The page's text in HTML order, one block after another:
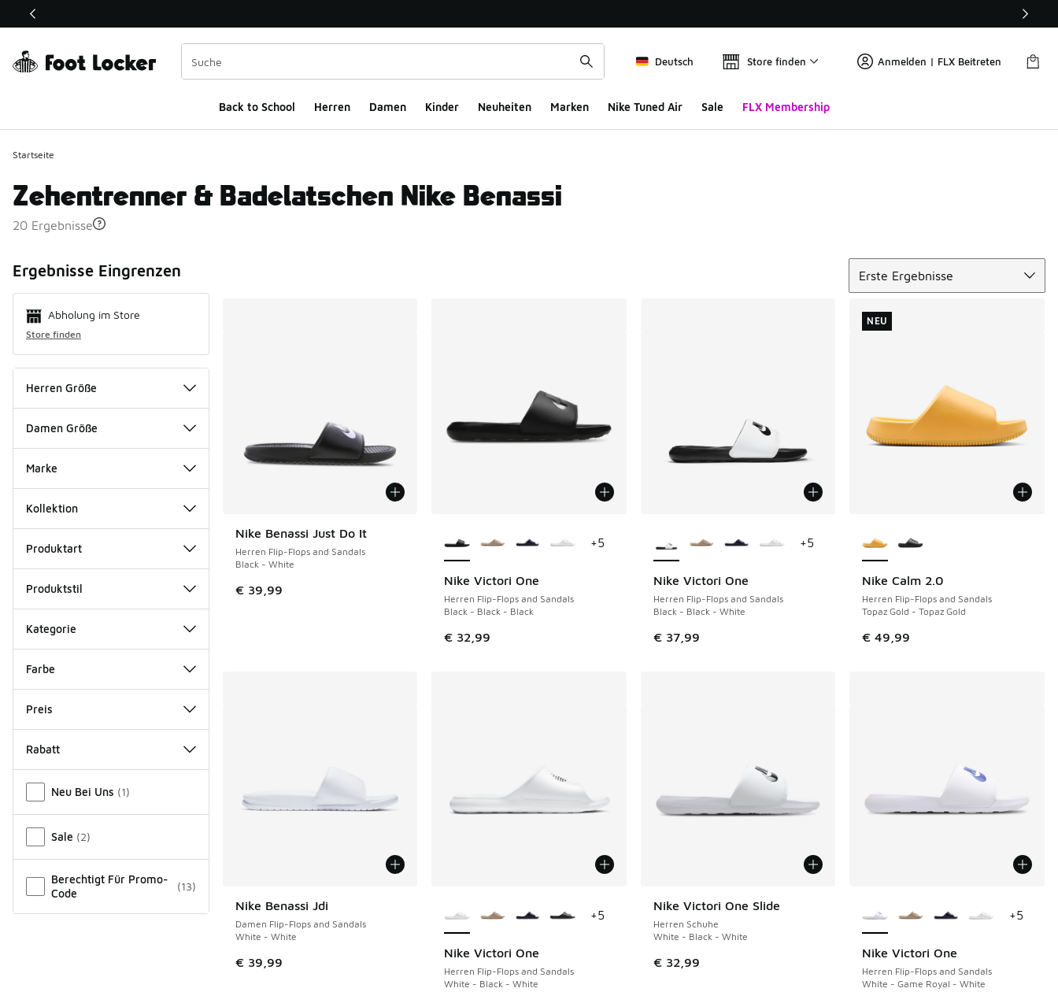
Dieser Link öffnet sich in einem neuen Fenster
Deutsch Store finden Anmelden | FLX Beitreten
Back to School Herren Damen Kinder Neuheiten Marken Nike Tuned Air Sale FLX Membership
Startseite
Zehentrenner & Badelatschen Nike Benassi
20 Ergebnisse
Ergebnisse Eingrenzen
Abholung im Store
Store finden
Herren Größe
Damen Größe
Marke
Kollektion
Produktart
Produktstil
Kategorie
Farbe
Preis
Rabatt
Neu Bei Uns (1)
Sale (2)
Berechtigt Für Promo-
Code
(13)
Erste Ergebnisse
Nike Benassi Just Do It
Herren Flip-Flops and Sandals
Black - White
€ 39,99
Nike Victori One
Herren Flip-Flops and Sandals
Black - Black - Black
€ 32,99
+5
Nike Victori One
Herren Flip-Flops and Sandals
Black - Black - White
€ 37,99
+5
Nike Calm 2.0
Herren Flip-Flops and Sandals
Topaz Gold - Topaz Gold
€ 49,99
NEU
NEU
Nike Benassi Jdi
Damen Flip-Flops and Sandals
White - White
€ 39,99
Nike Victori One
Herren Flip-Flops and Sandals
White - Black - White
+5
Nike Victori One Slide
Herren Schuhe
White - Black - White
€ 32,99
Nike Victori One
Herren Flip-Flops and Sandals
White - Game Royal - White
+5